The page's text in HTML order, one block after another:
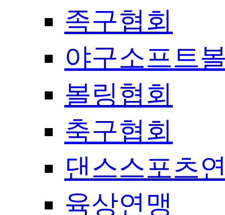
족구협회
야구소프트
볼링협회
축구협회
댄스스포츠
육상연맹